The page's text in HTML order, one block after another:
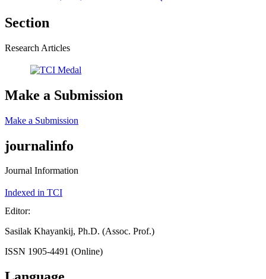
Section
Research Articles
Make a Submission
Make a Submission
journalinfo
Journal Information
Indexed in TCI
Editor:
Sasilak Khayankij, Ph.D. (Assoc. Prof.)
ISSN 1905-4491 (Online)